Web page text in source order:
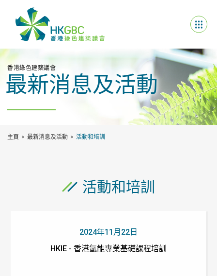
香港綠色建築議會
最新消息及活動
主頁 最新消息及活動 活動和培訓
活動和培訓
2024年11月22日
HKIE - 香港氫能專業基礎課程培訓